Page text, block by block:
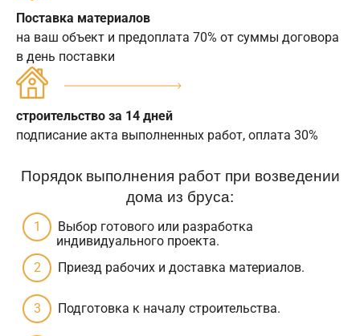
Поставка материалов
на ваш объект и предоплата 70% от суммы договора
в день поставки
строительство за 14 дней
подписание акта выполненных работ, оплата 30%
Порядок выполнения работ при возведении
дома из бруса:
Выбор готового или разработка
индивидуального проекта.
Приезд рабочих и доставка материалов.
Подготовка к началу строительства.